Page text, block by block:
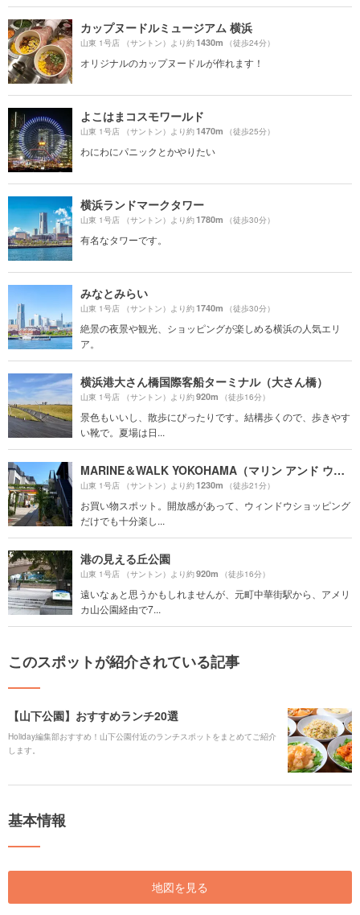
カップヌードルミュージアム 横浜
山東 1号店 （サントン）より約1430m （徒歩24分）
オリジナルのカップヌードルが作れます！
よこはまコスモワールド
山東 1号店 （サントン）より約1470m （徒歩25分）
わにわにパニックとかやりたい
横浜ランドマークタワー
山東 1号店 （サントン）より約1780m （徒歩30分）
有名なタワーです。
みなとみらい
山東 1号店 （サントン）より約1740m （徒歩30分）
絶景の夜景や観光、ショッピングが楽しめる横浜の人気エリ
ア。
横浜港大さん橋国際客船ターミナル（大さん橋）
山東 1号店 （サントン）より約920m （徒歩16分）
景色もいいし、散歩にぴったりです。結構歩くので、歩きやす
い靴で。夏場は日...
MARINE＆WALK YOKOHAMA（マリン アンド ウォーク ヨコハマ）
山東 1号店 （サントン）より約1230m （徒歩21分）
お買い物スポット。開放感があって、ウィンドウショッピング
だけでも十分楽し...
港の見える丘公園
山東 1号店 （サントン）より約920m （徒歩16分）
遠いなぁと思うかもしれませんが、元町中華街駅から、アメリ
カ山公園経由で7...
このスポットが紹介されている記事
【山下公園】おすすめランチ20選
Holiday編集部おすすめ！山下公園付近のランチスポットをまとめてご紹介
します。
基本情報
地図を見る